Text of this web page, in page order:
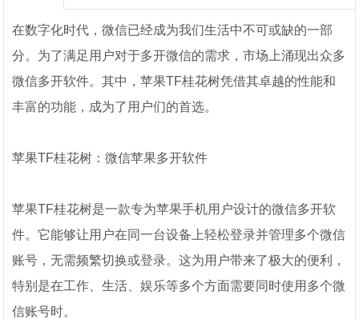
在数字化时代，微信已经成为我们生活中不可或缺的一部
分。为了满足用户对于多开微信的需求，市场上涌现出众多
微信多开软件。其中，苹果TF桂花树凭借其卓越的性能和
丰富的功能，成为了用户们的首选。
苹果TF桂花树：微信苹果多开软件
苹果TF桂花树是一款专为苹果手机用户设计的微信多开软
件。它能够让用户在同一台设备上轻松登录并管理多个微信
账号，无需频繁切换或登录。这为用户带来了极大的便利，
特别是在工作、生活、娱乐等多个方面需要同时使用多个微
信账号时。